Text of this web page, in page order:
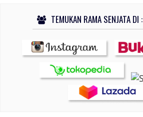
TEMUKAN RAMA SENJATA DI :